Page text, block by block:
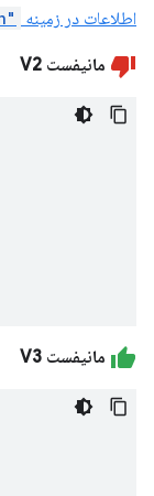
اطلاعات در زمینه
"action"
مانیفست V2
مانیفست V3